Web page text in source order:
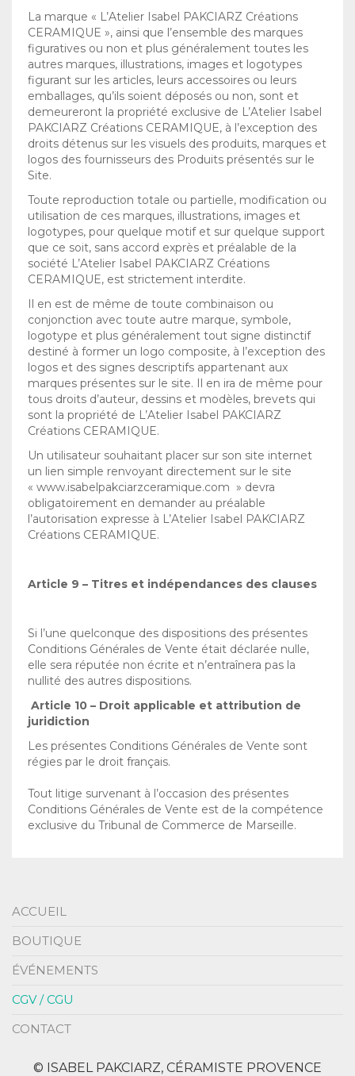
La marque « L’Atelier Isabel PAKCIARZ Créations
CERAMIQUE », ainsi que l’ensemble des marques
figuratives ou non et plus généralement toutes les
autres marques, illustrations, images et logotypes
figurant sur les articles, leurs accessoires ou leurs
emballages, qu’ils soient déposés ou non, sont et
demeureront la propriété exclusive de L’Atelier Isabel
PAKCIARZ Créations CERAMIQUE, à l’exception des
droits détenus sur les visuels des produits, marques et
logos des fournisseurs des Produits présentés sur le
Site.
Toute reproduction totale ou partielle, modification ou
utilisation de ces marques, illustrations, images et
logotypes, pour quelque motif et sur quelque support
que ce soit, sans accord exprès et préalable de la
société L’Atelier Isabel PAKCIARZ Créations
CERAMIQUE, est strictement interdite.
Il en est de même de toute combinaison ou
conjonction avec toute autre marque, symbole,
logotype et plus généralement tout signe distinctif
destiné à former un logo composite, à l’exception des
logos et des signes descriptifs appartenant aux
marques présentes sur le site. Il en ira de même pour
tous droits d’auteur, dessins et modèles, brevets qui
sont la propriété de L’Atelier Isabel PAKCIARZ
Créations CERAMIQUE.
Un utilisateur souhaitant placer sur son site internet
un lien simple renvoyant directement sur le site
« www.isabelpakciarzceramique.com » devra
obligatoirement en demander au préalable
l’autorisation expresse à L’Atelier Isabel PAKCIARZ
Créations CERAMIQUE.
Article 9 – Titres et indépendances des clauses
Si l’une quelconque des dispositions des présentes
Conditions Générales de Vente était déclarée nulle,
elle sera réputée non écrite et n’entraînera pas la
nullité des autres dispositions.
Article 10 – Droit applicable et attribution de
juridiction
Les présentes Conditions Générales de Vente sont
régies par le droit français.
Tout litige survenant à l’occasion des présentes
Conditions Générales de Vente est de la compétence
exclusive du Tribunal de Commerce de Marseille.
ACCUEIL
BOUTIQUE
ÉVÉNEMENTS
CGV / CGU
CONTACT
© ISABEL PAKCIARZ, CÉRAMISTE PROVENCE